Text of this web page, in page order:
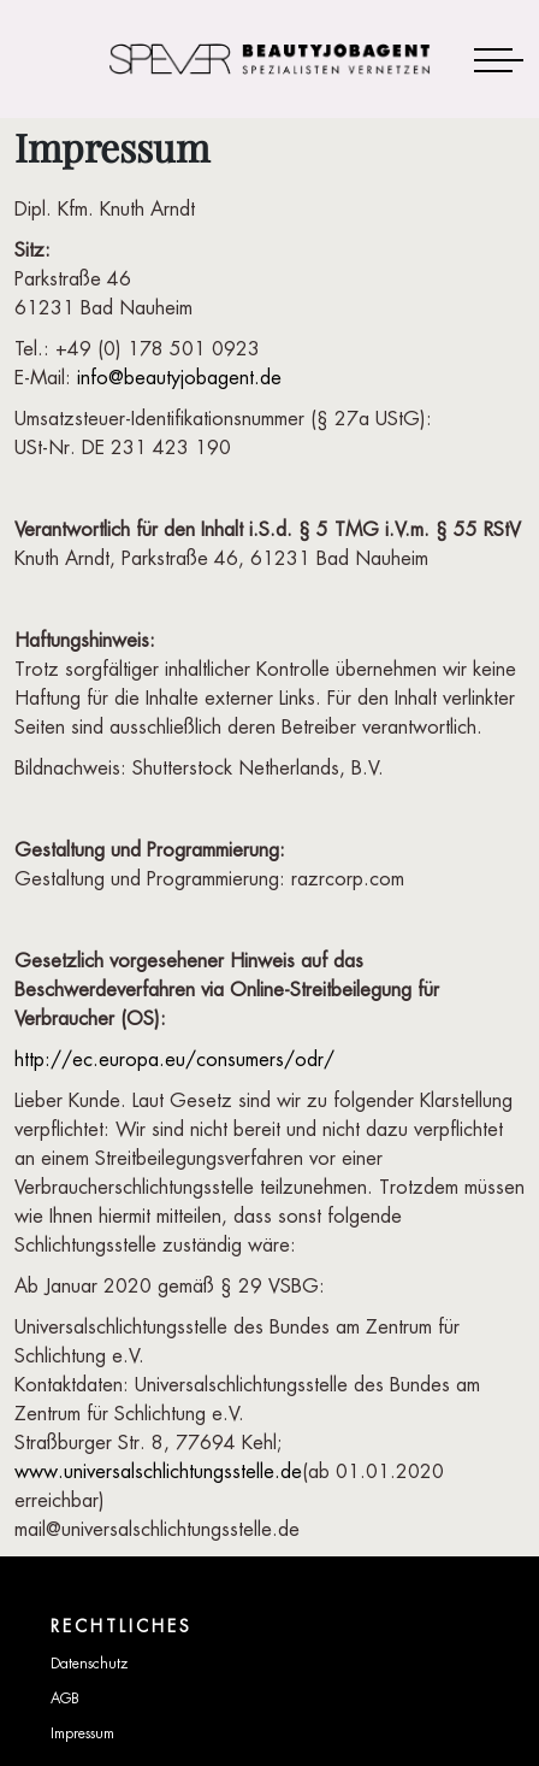
Impressum
Dipl. Kfm. Knuth Arndt
Sitz:
Parkstraße 46
61231 Bad Nauheim
Tel.: +49 (0) 178 501 0923
E-Mail: info@beautyjobagent.de
Umsatzsteuer-Identifikationsnummer (§ 27a UStG):
USt-Nr. DE 231 423 190
Verantwortlich für den Inhalt i.S.d. § 5 TMG i.V.m. § 55 RStV
Knuth Arndt, Parkstraße 46, 61231 Bad Nauheim
Haftungshinweis:
Trotz sorgfältiger inhaltlicher Kontrolle übernehmen wir keine
Haftung für die Inhalte externer Links. Für den Inhalt verlinkter
Seiten sind ausschließlich deren Betreiber verantwortlich.
Bildnachweis: Shutterstock Netherlands, B.V.
Gestaltung und Programmierung:
Gestaltung und Programmierung: razrcorp.com
Gesetzlich vorgesehener Hinweis auf das
Beschwerdeverfahren via Online-Streitbeilegung für
Verbraucher (OS):
http://ec.europa.eu/consumers/odr/
Lieber Kunde. Laut Gesetz sind wir zu folgender Klarstellung
verpflichtet: Wir sind nicht bereit und nicht dazu verpflichtet
an einem Streitbeilegungsverfahren vor einer
Verbraucherschlichtungsstelle teilzunehmen. Trotzdem müssen
wie Ihnen hiermit mitteilen, dass sonst folgende
Schlichtungsstelle zuständig wäre:
Ab Januar 2020 gemäß § 29 VSBG:
Universalschlichtungsstelle des Bundes am Zentrum für
Schlichtung e.V.
Kontaktdaten: Universalschlichtungsstelle des Bundes am
Zentrum für Schlichtung e.V.
Straßburger Str. 8, 77694 Kehl;
www.universalschlichtungsstelle.de(ab 01.01.2020
erreichbar)
mail@universalschlichtungsstelle.de
RECHTLICHES
Datenschutz
AGB
Impressum